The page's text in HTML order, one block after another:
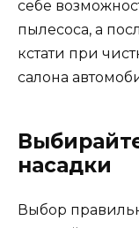
себе
пылесоса, а
кстати при
салона
насадки
Выбор